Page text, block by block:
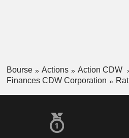
Bourse Actions
Action CDW
Finances CDW Corporation